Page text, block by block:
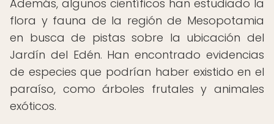
Además, algunos científicos han estudiado la
flora y fauna de la región de Mesopotamia
en busca de pistas sobre la ubicación del
Jardín del Edén. Han encontrado evidencias
de especies que podrían haber existido en el
paraíso, como árboles frutales y animales
exóticos.